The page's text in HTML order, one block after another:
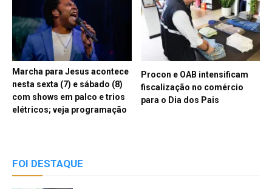
Marcha para Jesus acontece
nesta sexta (7) e sábado (8)
com shows em palco e trios
elétricos; veja programação
Procon e OAB intensificam
fiscalização no comércio
para o Dia dos Pais
FOI DESTAQUE